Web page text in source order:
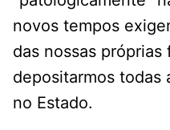
novos tempos
das nossas próprias
depositarmos todas
no Estado.